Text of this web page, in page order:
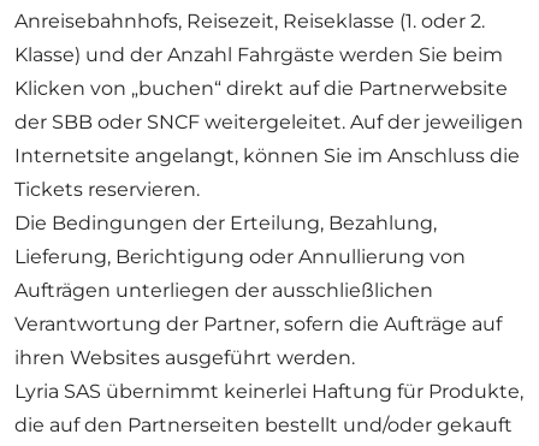
Anreisebahnhofs, Reisezeit, Reiseklasse (1. oder 2.
Klasse) und der Anzahl Fahrgäste werden Sie beim
Klicken von „buchen“ direkt auf die Partnerwebsite
der SBB oder SNCF weitergeleitet. Auf der jeweiligen
Internetsite angelangt, können Sie im Anschluss die
Tickets reservieren.
Die Bedingungen der Erteilung, Bezahlung,
Lieferung, Berichtigung oder Annullierung von
Aufträgen unterliegen der ausschließlichen
Verantwortung der Partner, sofern die Aufträge auf
ihren Websites ausgeführt werden.
Lyria SAS übernimmt keinerlei Haftung für Produkte,
die auf den Partnerseiten bestellt und/oder gekauft